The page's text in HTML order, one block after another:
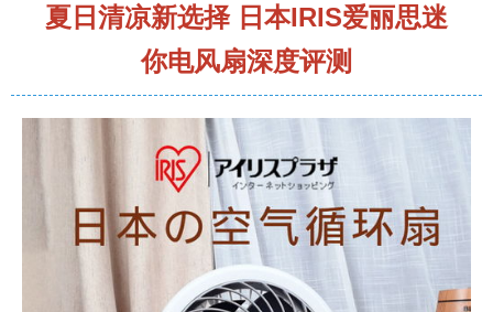
夏日清凉新选择 日本IRIS爱丽思迷
你电风扇深度评测